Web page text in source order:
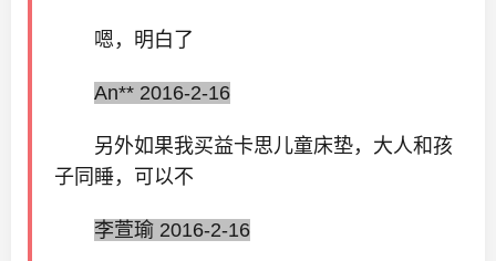
嗯，明白了
An** 2016-2-16
另外如果我买益卡思儿童床垫，大人和孩
子同睡，可以不
李萱瑜 2016-2-16